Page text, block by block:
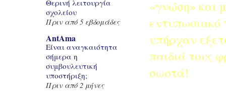
«γνώση» και
υπήρχαν
παιδιά τους
σωστά!
Θερινή λειτουργία
σχολείου
Πριν από 5 εβδομάδες
AntAma
Είναι αναγκαιότητα
σήμερα η
συμβουλευτική
υποστήριξη;
Πριν από 2 μήνες